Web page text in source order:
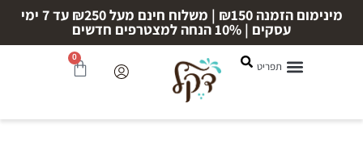
מינימום הזמנה ₪150 | משלוח חינם מעל ₪250 עד 7 ימי
עסקים | 10% הנחה למצטרפים חדשים
0